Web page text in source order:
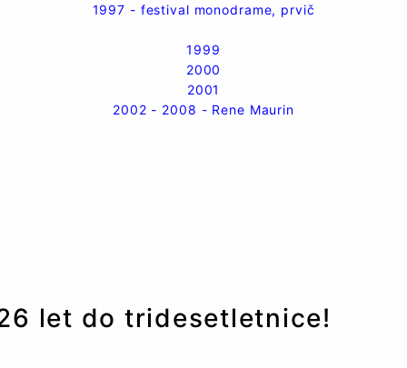
1997 - festival monodrame, prvič
1999
2000
2001
2002 - 2008 - Rene Maurin
let do tridesetletnice!